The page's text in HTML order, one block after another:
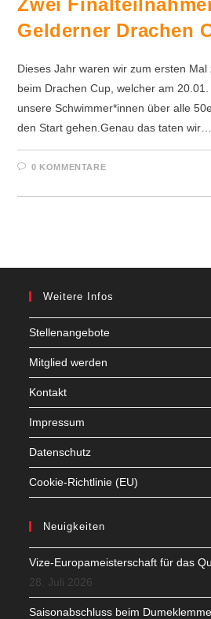
Gelderner Drachen
Dieses Jahr waren wir zum ersten
beim Drachen Cup, welcher am
unsere Schwimmer*innen über alle
den Start gehen.Genau das taten wir…
0 KOMMENTARE
Weitere Infos
Stellenangebote
Mitglied werden
Kontakt
Impressum
Datenschutz
Cookie-Richtlinie (EU)
Neuigkeiten
Vize-Europameisterschaft für das
28. Juli 2026
Saisonabschluss beim